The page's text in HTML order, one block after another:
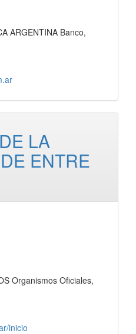
ARGENTINA Banco,
LA
ENTRE
Organismos Oficiales,
inicio